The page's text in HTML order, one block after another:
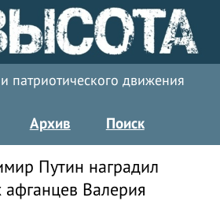
и патриотического движения
Архив Поиск
Путин наградил
Валерия